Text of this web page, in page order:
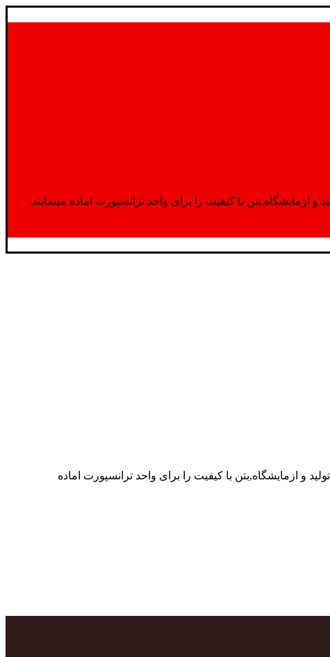
کنار پرسنل متخصص و پر تلاش واحدهای تولید و ازمایشگاه,بتن با کیفیت را برای واحد ترانسپورت اماده